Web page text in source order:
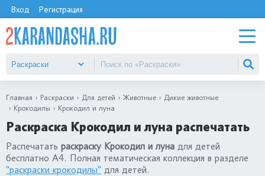
Вход Регистрация
Главная Раскраски Для детей Животные
Дикие животные
Крокодилы
Крокодил и луна
Раскраска Крокодил и луна распечатать
Распечатать раскраску Крокодил и луна для детей
бесплатно А4. Полная тематическая коллекция в разделе
"раскраски крокодилы" для детей.